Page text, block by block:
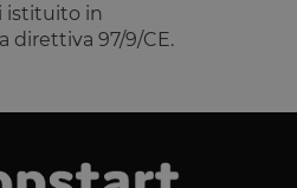
istituito in
direttiva 97/9/CE.